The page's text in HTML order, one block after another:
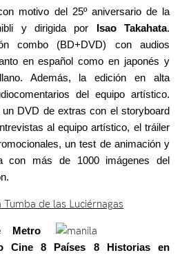
motivo del 25º aniversario de la
y dirigida por Isao Takahata.
combo (BD+DVD) con audios
en español como en japonés y
Además, la edición en alta
del equipo artístico.
DVD de extras con el storyboard
al equipo artístico, el tráiler
un test de animación y
con más de 1000 imágenes del
Tumba de las Luciérnagas
Metro
Cine 8 Países 8 Historias en